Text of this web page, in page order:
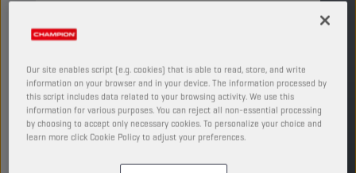
Kraftstoffeffizienz. Er optimiert den Schutz
Motors.
PRODUKT: 65635
Verfügbare Verpackungsgrößen anzeigen
HÄNDLER FINDEN
Our site enables script (e.g. cookies) that is able to read, store, and write
information on your browser and in your device. The information processed by
this script includes data related to your browsing activity. We use this
information for various purposes. You can reject all non-essential processing
by choosing to accept only necessary cookies. To personalize your choice and
learn more click Cookie Policy to adjust your preferences.